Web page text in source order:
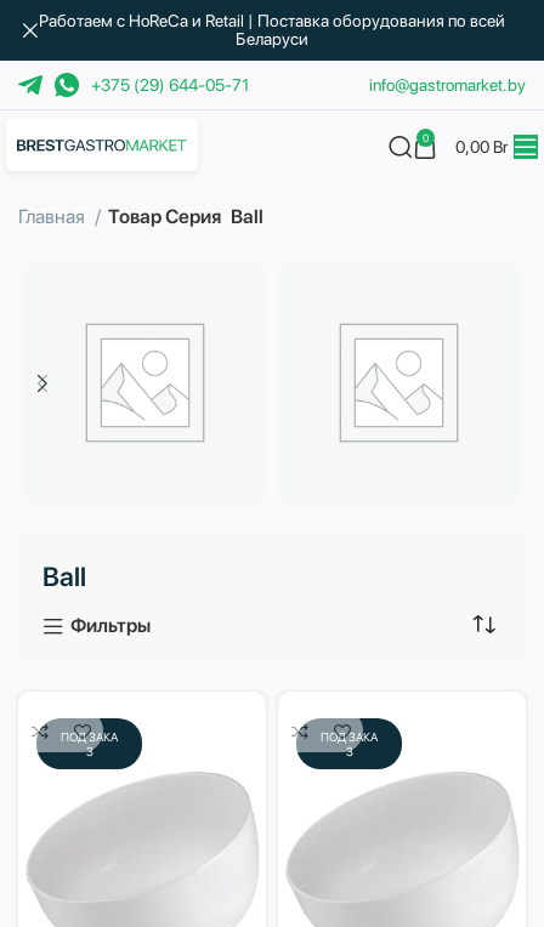
+375 (29) 644-05-71 info@gastromarket.by
0 0,00 Br
Главная Товар Серия Ball
3 продукта
Ball
Фильтры
ПОД ЗАКА
З
ПОД ЗАКА
З
Работаем с HoReCa и Retail | Поставка оборудования по всей
Беларуси